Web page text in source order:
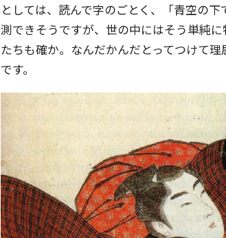
としては、読んで字のごとく、「青空の
測できそうですが、世の中にはそう単純
たちも確か。なんだかんだとってつけて
です。